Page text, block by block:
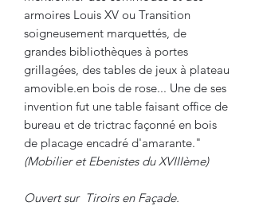
armoires Louis XV ou Transition
soigneusement marquettés, de
grandes bibliothèques à portes
grillagées, des tables de jeux à plateau
amovible.en bois de rose... Une de ses
invention fut une table faisant office de
bureau et de trictrac façonné en bois
de placage encadré d'amarante."
(Mobilier et Ebenistes du XVIIIème)
Ouvert sur Tiroirs en Façade.